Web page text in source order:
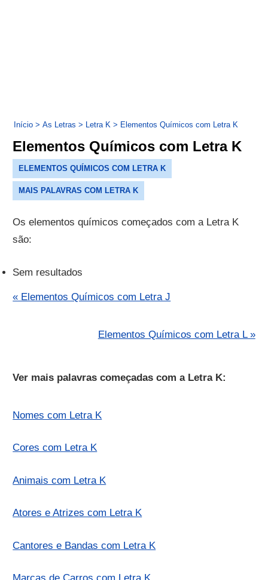
Início > As Letras > Letra K > Elementos Químicos com Letra K
Elementos Químicos com Letra K
ELEMENTOS QUÍMICOS COM LETRA K
MAIS PALAVRAS COM LETRA K
Os elementos químicos começados com a Letra K
são:
Sem resultados
« Elementos Químicos com Letra J
Elementos Químicos com Letra L »
Ver mais palavras começadas com a Letra K:
Nomes com Letra K
Cores com Letra K
Animais com Letra K
Atores e Atrizes com Letra K
Cantores e Bandas com Letra K